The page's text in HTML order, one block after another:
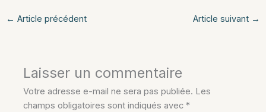
← Article précédent Article suivant →
Laisser un commentaire
Votre adresse e-mail ne sera pas publiée. Les
champs obligatoires sont indiqués avec*